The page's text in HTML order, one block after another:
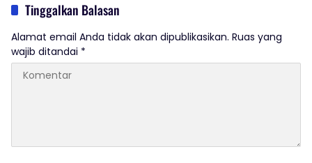
Tinggalkan Balasan
Alamat email Anda tidak akan dipublikasikan. Ruas yang
wajib ditandai *